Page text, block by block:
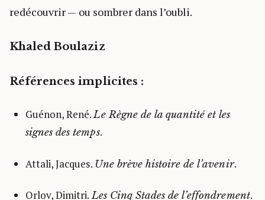
redécouvrir — ou sombrer dans l’oubli.
Khaled Boulaziz
Références implicites :
Guénon, René.Le Règne de la quantité et les
signes des temps.
Attali, Jacques. Une brève histoire de l’avenir.
Orlov, Dimitri.Les Cinq Stades de l’effondrement.